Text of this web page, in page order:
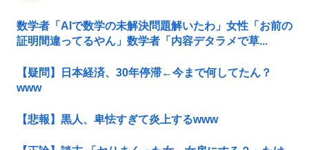
数学者「AIで数学の未解決問題解いたわ」女性「お前の
証明間違ってるやん」数学者「内容デタラメで草...
【疑問】日本経済、30年停滞←今まで何してたん？
www
【悲報】黒人、卑怯すぎて炎上するwww